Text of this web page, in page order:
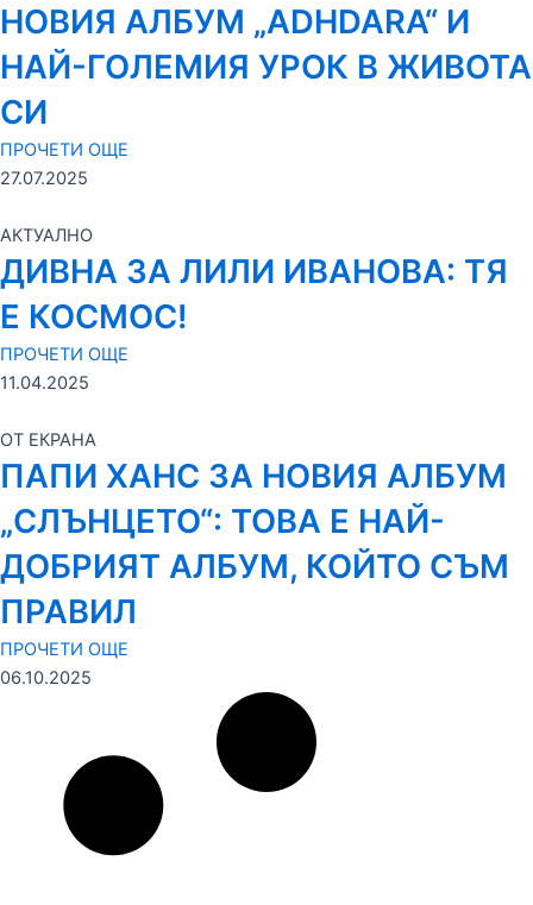
НОВИЯ АЛБУМ „ADHDARA“ И
НАЙ-ГОЛЕМИЯ УРОК В ЖИВОТА
СИ
ПРОЧЕТИ ОЩЕ
27.07.2025
АКТУАЛНО
ДИВНА ЗА ЛИЛИ ИВАНОВА: ТЯ
Е КОСМОС!
ПРОЧЕТИ ОЩЕ
11.04.2025
ОТ ЕКРАНА
ПАПИ ХАНС ЗА НОВИЯ АЛБУМ
„СЛЪНЦЕТО“: ТОВА Е НАЙ-
ДОБРИЯТ АЛБУМ, КОЙТО СЪМ
ПРАВИЛ
ПРОЧЕТИ ОЩЕ
06.10.2025